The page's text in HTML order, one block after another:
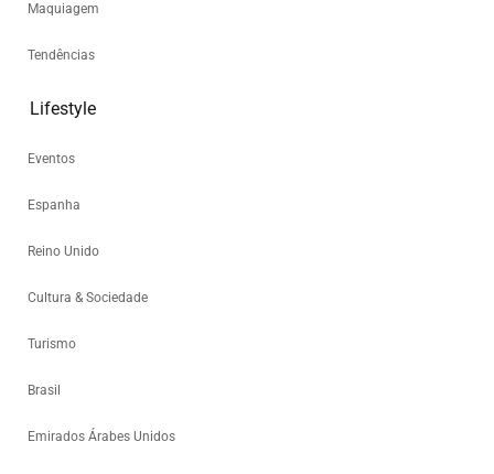
Maquiagem
Tendências
Lifestyle
Eventos
Espanha
Reino Unido
Cultura & Sociedade
Turismo
Brasil
Emirados Árabes Unidos